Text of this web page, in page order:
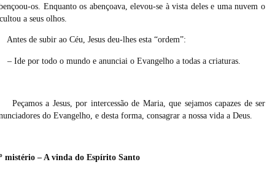
os. Enquanto os abençoava, elevou-se à vista deles e uma nuvem o
a seus olhos.
Antes de subir ao Céu, Jesus deu-lhes esta “ordem”:
– Ide por todo o mundo e anunciai o Evangelho a todas a criaturas.
Peçamos a Jesus, por intercessão de Maria, que sejamos capazes de ser
do Evangelho, e desta forma, consagrar a nossa vida a Deus.
mistério – A vinda do Espírito Santo